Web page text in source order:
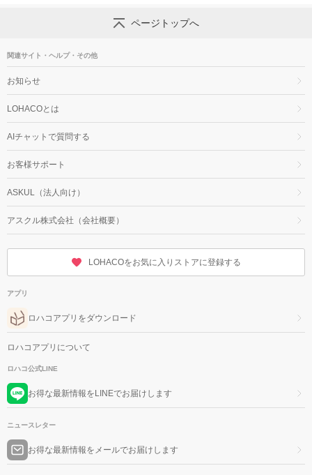
ページトップへ
関連サイト・ヘルプ・その他
お知らせ
LOHACOとは
AIチャットで質問する
お客様サポート
ASKUL（法人向け）
アスクル株式会社（会社概要）
LOHACOをお気に入りストアに登録する
アプリ
ロハコアプリをダウンロード
ロハコアプリについて
ロハコ公式LINE
お得な最新情報をLINEでお届けします
ニュースレター
お得な最新情報をメールでお届けします